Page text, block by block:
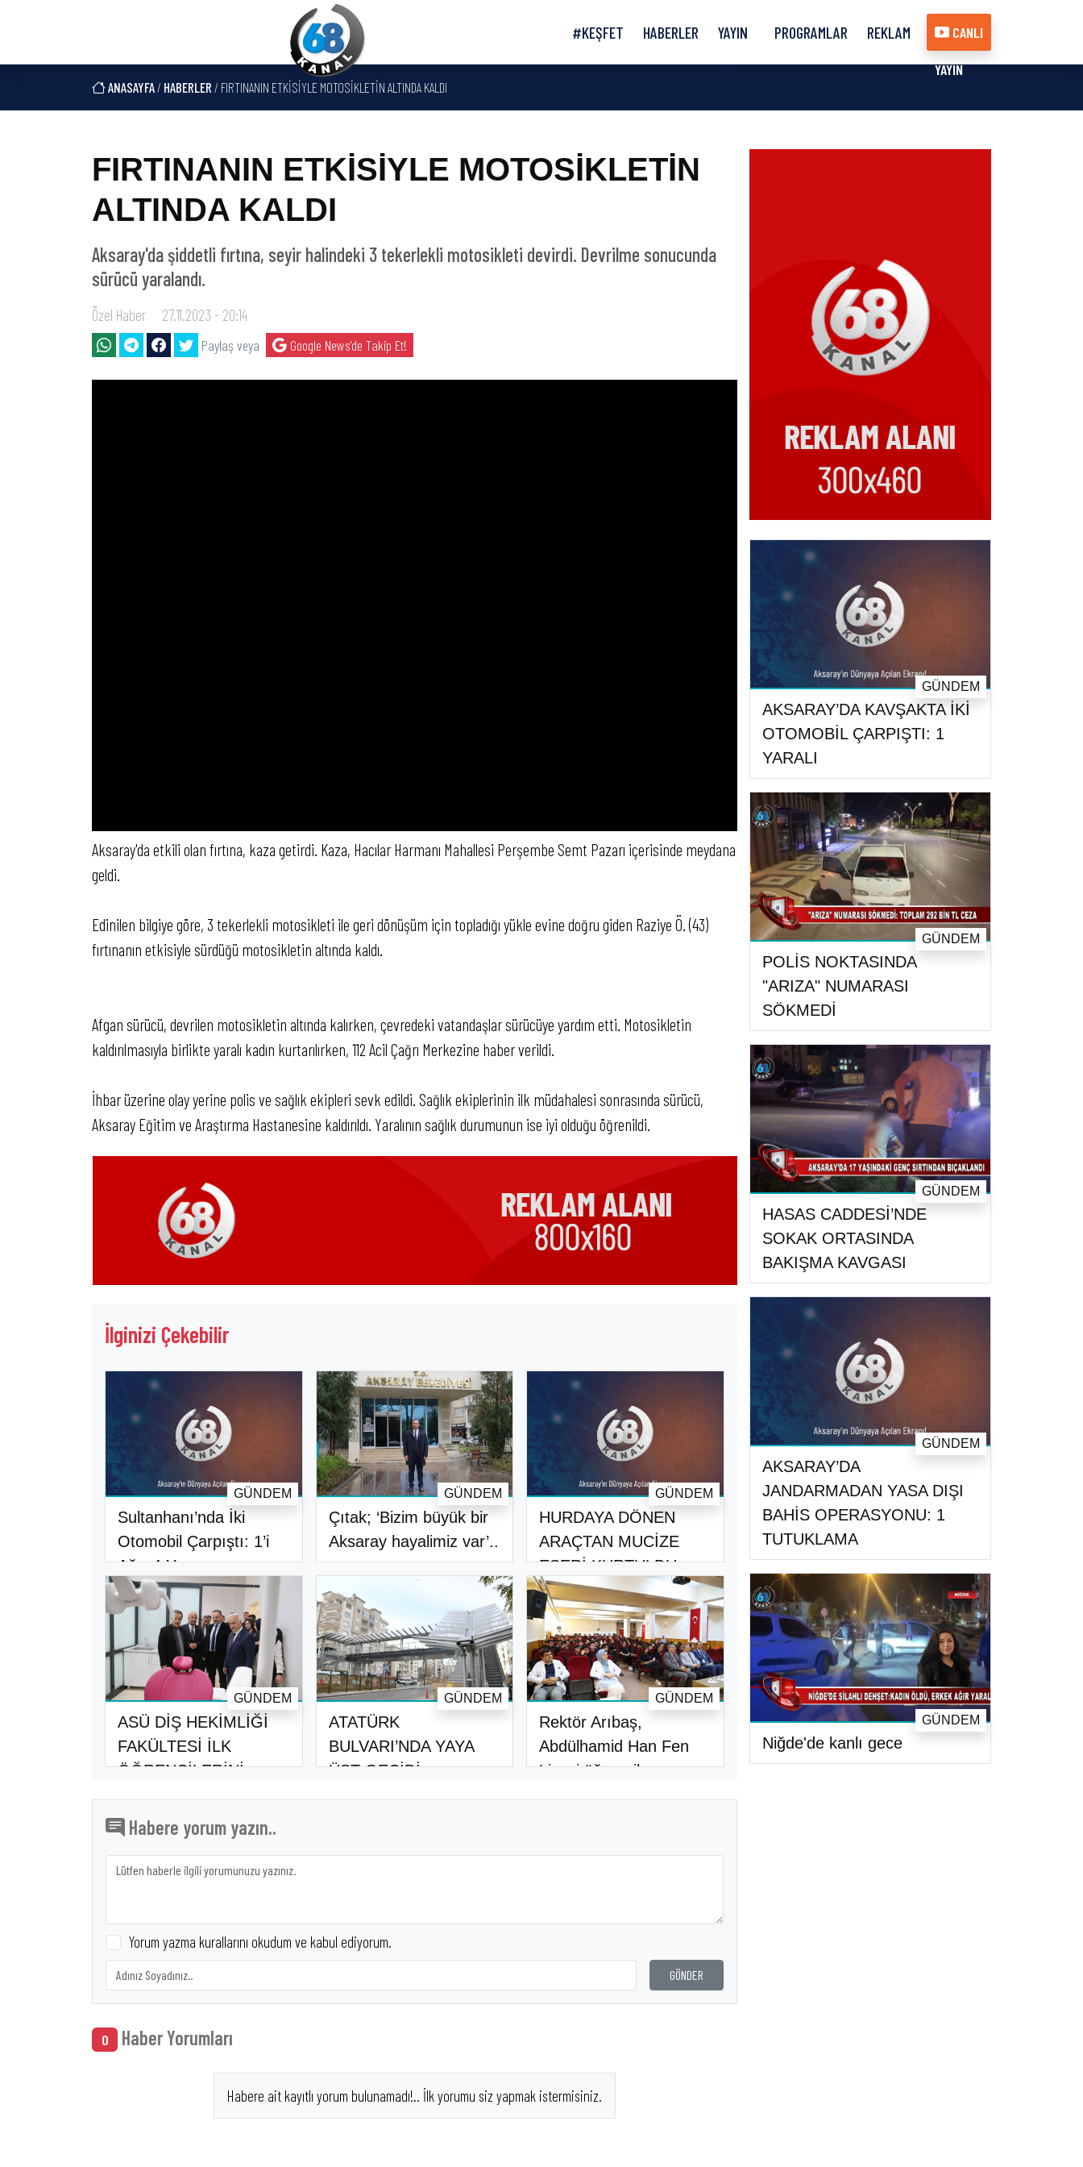
#KEŞFET HABERLER
YAYIN
AKIŞI
PROGRAMLAR REKLAM CANLI
YAYIN
ANASAYFA/ HABERLER / FIRTINANIN ETKİSİYLE MOTOSİKLETİN ALTINDA KALDI
FIRTINANIN ETKİSİYLE MOTOSİKLETİN
ALTINDA KALDI
Aksaray'da şiddetli fırtına, seyir halindeki 3 tekerlekli motosikleti devirdi. Devrilme sonucunda
sürücü yaralandı.
Özel Haber 27.11.2023 - 20:14
Paylaş veya Google News'de Takip Et!
Aksaray'da etkili olan fırtına, kaza getirdi. Kaza, Hacılar Harmanı Mahallesi Perşembe Semt Pazarı içerisinde meydana
geldi.
Edinilen bilgiye göre, 3 tekerlekli motosikleti ile geri dönüşüm için topladığı yükle evine doğru giden Raziye Ö. (43)
fırtınanın etkisiyle sürdüğü motosikletin altında kaldı.
Afgan sürücü, devrilen motosikletin altında kalırken, çevredeki vatandaşlar sürücüye yardım etti. Motosikletin
kaldırılmasıyla birlikte yaralı kadın kurtarılırken, 112 Acil Çağrı Merkezine haber verildi.
İhbar üzerine olay yerine polis ve sağlık ekipleri sevk edildi. Sağlık ekiplerinin ilk müdahalesi sonrasında sürücü,
Aksaray Eğitim ve Araştırma Hastanesine kaldırıldı. Yaralının sağlık durumunun ise iyi olduğu öğrenildi.
İlginizi Çekebilir
Sultanhanı’nda İki
Otomobil Çarpıştı: 1’i
Ağır 4 Y..
GÜNDEM
Çıtak; ‘Bizim büyük bir
Aksaray hayalimiz var’..
GÜNDEM
HURDAYA DÖNEN
ARAÇTAN MUCİZE
ESERİ KURTULDU
GÜNDEM
ASÜ DİŞ HEKİMLİĞİ
FAKÜLTESİ İLK
ÖĞRENCİLERİNİ
GÜNDEM
ATATÜRK
BULVARI’NDA YAYA
ÜST GEÇİDİ
GÜNDEM
Rektör Arıbaş,
Abdülhamid Han Fen
Lisesi öğrencil..
GÜNDEM
Habere yorum yazın..
Yorum yazma kurallarını okudum ve kabul ediyorum.
GÖNDER
0 Haber Yorumları
Habere ait kayıtlı yorum bulunamadı!.. İlk yorumu siz yapmak istermisiniz.
AKSARAY’DA KAVŞAKTA İKİ
OTOMOBİL ÇARPIŞTI: 1
YARALI
GÜNDEM
POLİS NOKTASINDA
"ARIZA" NUMARASI
SÖKMEDİ
GÜNDEM
HASAS CADDESİ’NDE
SOKAK ORTASINDA
BAKIŞMA KAVGASI
GÜNDEM
AKSARAY’DA
JANDARMADAN YASA DIŞI
BAHİS OPERASYONU: 1
TUTUKLAMA
GÜNDEM
Niğde'de kanlı gece
GÜNDEM